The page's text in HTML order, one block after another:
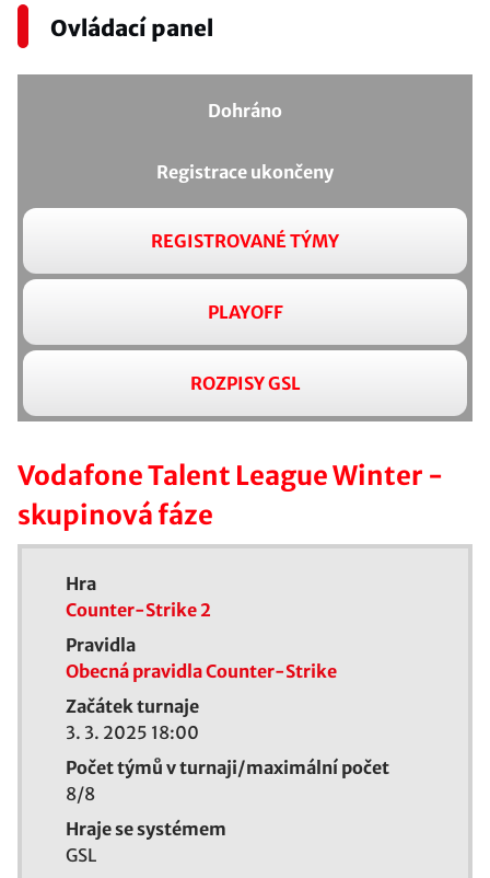
Ovládací panel
Dohráno
Registrace ukončeny
REGISTROVANÉ TÝMY
PLAYOFF
ROZPISY GSL
Vodafone Talent League Winter -
skupinová fáze
Hra
Counter-Strike 2
Pravidla
Obecná pravidla Counter-Strike
Začátek turnaje
3. 3. 2025 18:00
Počet týmů v turnaji/maximální počet
8/8
Hraje se systémem
GSL